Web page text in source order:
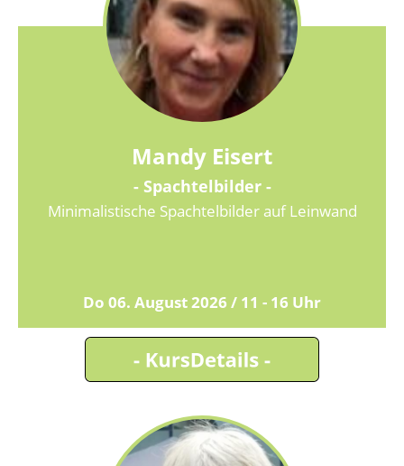
Mandy Eisert
- Spachtelbilder -
Minimalistische Spachtelbilder auf Leinwand
Do 06. August 2026 / 11 - 16 Uhr